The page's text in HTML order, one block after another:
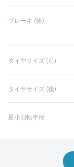
ブレーキ (後)
タイヤサイズ (前)
タイヤサイズ (後)
最小回転半径